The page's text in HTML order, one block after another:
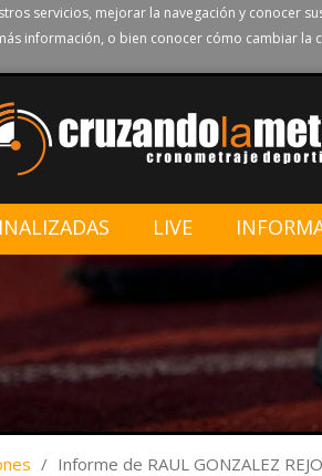
servicios, mejorar la navegación y conocer
información, o bien conocer cómo cambiar la
LIVE
/ Informe de RAUL GONZALEZ